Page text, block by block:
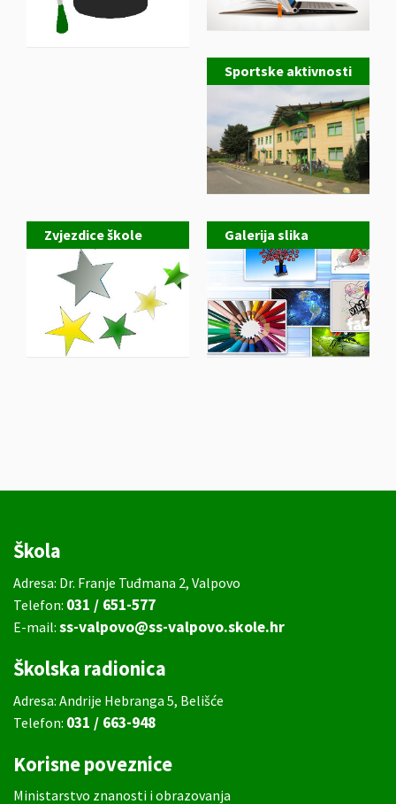
Sportske aktivnosti
Zvjezdice škole Galerija slika
Škola
Adresa: Dr. Franje Tuđmana 2, Valpovo
Telefon: 031 / 651-577
E-mail: ss-valpovo@ss-valpovo.skole.hr
Školska radionica
Adresa: Andrije Hebranga 5, Belišće
Telefon: 031 / 663-948
Korisne poveznice
Ministarstvo znanosti i obrazovanja